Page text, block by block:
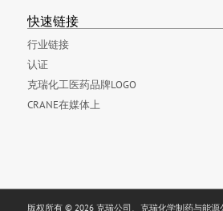
快速链接
行业链接
认证
克瑞化工医药品牌LOGO
CRANE在媒体上
版权所有 © 2026 克瑞公司、克瑞化学制药与能源